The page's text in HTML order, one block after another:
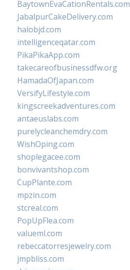
BaytownEvaCationRentals.com
JabalpurCakeDelivery.com
halobjd.com
intelligenceqatar.com
PikaPikaApp.com
takecareofbusinessdfw.org
HamadaOfJapan.com
VersifyLifestyle.com
kingscreekadventures.com
antaeuslabs.com
purelycleanchemdry.com
WishOping.com
shoplegacee.com
bonvivantshop.com
CupPlante.com
mpzin.com
stcreal.com
PopUpFlea.com
valueml.com
rebeccatorresjewelry.com
jmpbliss.com